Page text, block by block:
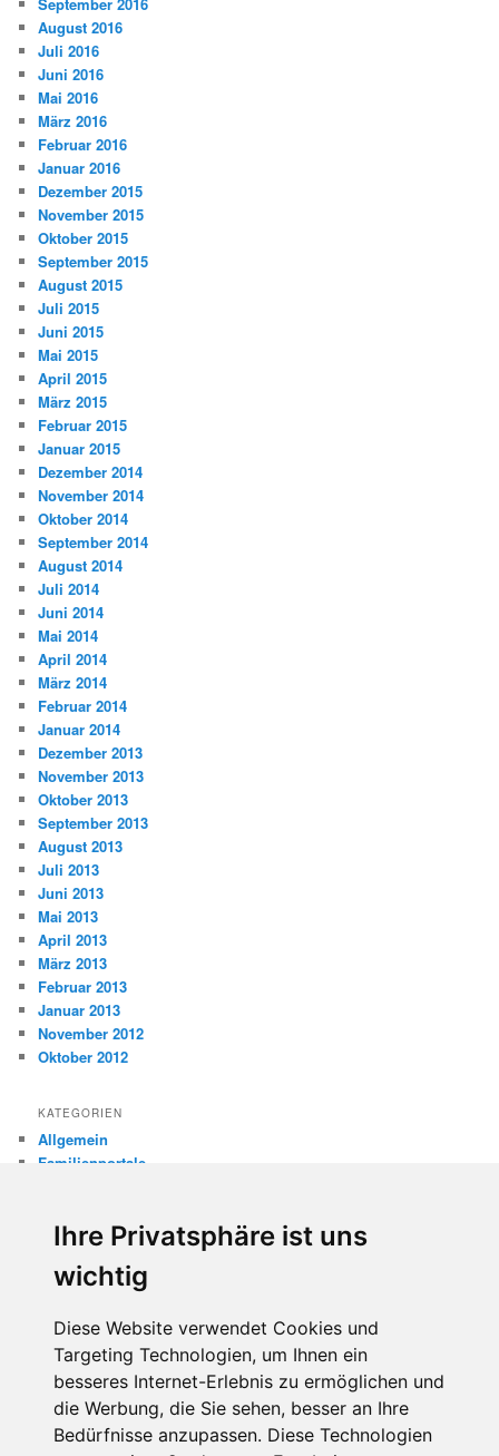
Ihre Privatsphäre ist uns
wichtig
Diese Website verwendet Cookies und
Targeting Technologien, um Ihnen ein
besseres Internet-Erlebnis zu ermöglichen und
die Werbung, die Sie sehen, besser an Ihre
Bedürfnisse anzupassen. Diese Technologien
September 2016
August 2016
Juli 2016
Juni 2016
Mai 2016
März 2016
Februar 2016
Januar 2016
Dezember 2015
November 2015
Oktober 2015
September 2015
August 2015
Juli 2015
Juni 2015
Mai 2015
April 2015
März 2015
Februar 2015
Januar 2015
Dezember 2014
November 2014
Oktober 2014
September 2014
August 2014
Juli 2014
Juni 2014
Mai 2014
April 2014
März 2014
Februar 2014
Januar 2014
Dezember 2013
November 2013
Oktober 2013
September 2013
August 2013
Juli 2013
Juni 2013
Mai 2013
April 2013
März 2013
Februar 2013
Januar 2013
November 2012
Oktober 2012
KATEGORIEN
Allgemein
Familienportale
Internetsicherheit
Missbrauch
META
Anmelden
Eintrags-Feed
Kommentar-Feed
WordPress.org